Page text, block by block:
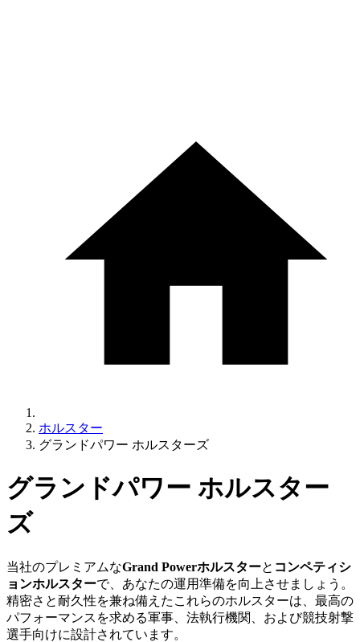
ホルスター
グランドパワー ホルスターズ
グランドパワー ホルスター
ズ
当社のプレミアムなGrand Powerホルスターと コンペティシ
ョンホルスターで、あなたの運用準備を向上させましょう。
精密さと耐久性を兼ね備えたこれらのホルスターは、最高の
パフォーマンスを求める軍事、法執行機関、および競技射撃
選手向けに設計されています。